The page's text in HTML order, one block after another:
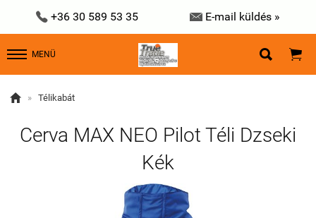
 +36 30 589 53 35  E-mail küldés »
MENÜ  
 » Télikabát
Cerva MAX NEO Pilot Téli Dzseki
Kék